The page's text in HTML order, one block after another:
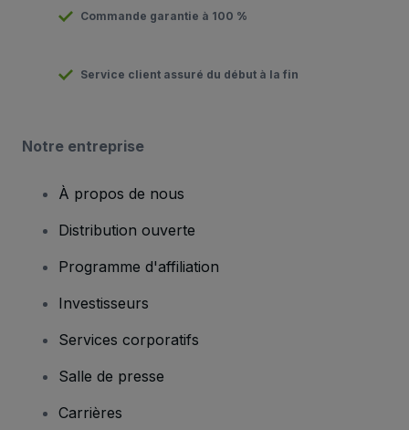
Commande garantie à 100 %
Service client assuré du début à la fin
Notre entreprise
À propos de nous
Distribution ouverte
Programme d'affiliation
Investisseurs
Services corporatifs
Salle de presse
Carrières